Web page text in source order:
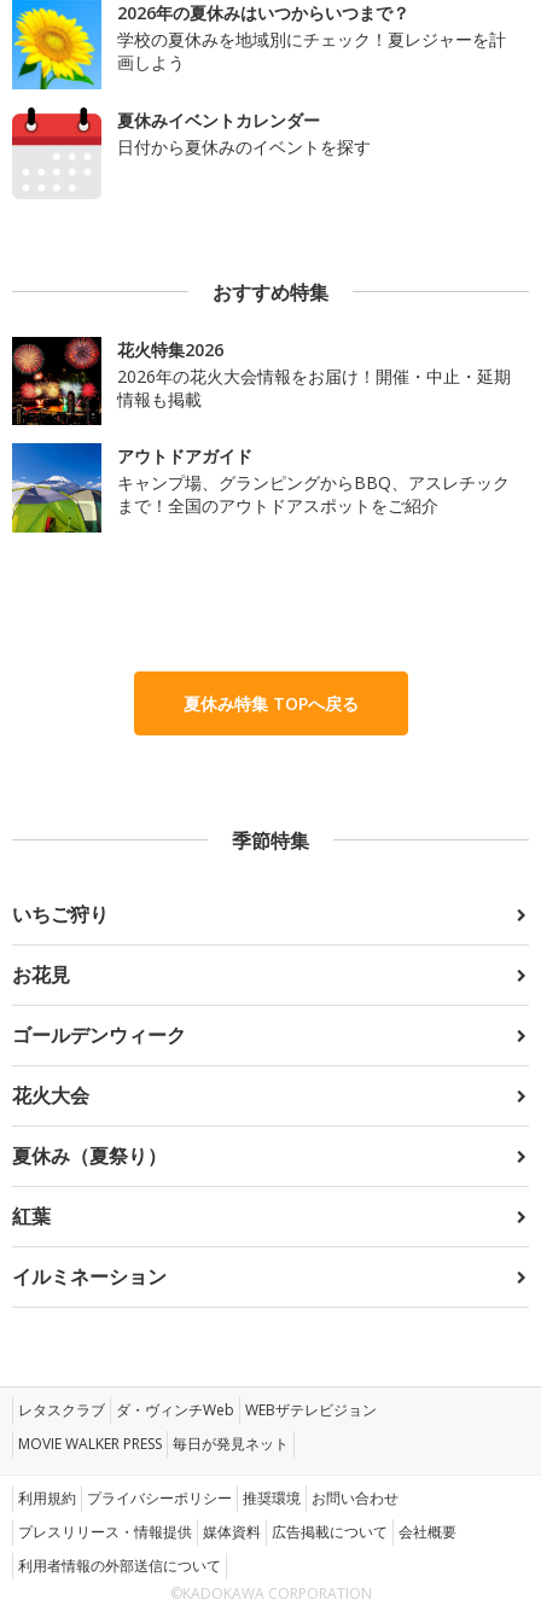
2026年の夏休みはいつからいつまで？
学校の夏休みを地域別にチェック！夏レジャーを計
画しよう
夏休みイベントカレンダー
日付から夏休みのイベントを探す
おすすめ特集
花火特集2026
2026年の花火大会情報をお届け！開催・中止・延期
情報も掲載
アウトドアガイド
キャンプ場、グランピングからBBQ、アスレチック
まで！全国のアウトドアスポットをご紹介
夏休み特集 TOPへ戻る
季節特集
いちご狩り
お花見
ゴールデンウィーク
花火大会
夏休み（夏祭り）
紅葉
イルミネーション
レタスクラブ ダ・ヴィンチWeb WEBザテレビジョン
MOVIE WALKER PRESS 毎日が発見ネット
利用規約 プライバシーポリシー 推奨環境 お問い合わせ
プレスリリース・情報提供 媒体資料 広告掲載について 会社概要
利用者情報の外部送信について
©KADOKAWA CORPORATION